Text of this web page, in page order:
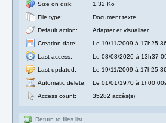
Size on disk:
1.32 Ko
File type:
Document texte
Default action:
Adapter et visualiser
Creation date:
Le 19/11/2009 à 17h25
Last access:
Le 08/08/2026 à 13h37
Last updated:
Le 19/11/2009 à 17h25
Automatic delete:
Le 01/01/1970 à 1h00
Access count:
35282 accès(s)
Return to files list